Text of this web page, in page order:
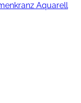
Aquarell